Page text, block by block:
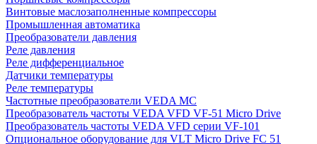
Винтовые маслозаполненные компрессоры
Промышленная автоматика
Преобразователи давления
Реле давления
Реле дифференциальное
Датчики температуры
Реле температуры
Частотные преобразователи VEDA MC
Преобразователь частоты VEDA VFD VF-51 Micro Drive
Преобразователь частоты VEDA VFD серии VF-101
Опциональное оборудование для VLT Micro Drive FC 51